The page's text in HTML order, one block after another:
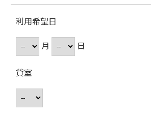
利用希望日
月
日
貸室